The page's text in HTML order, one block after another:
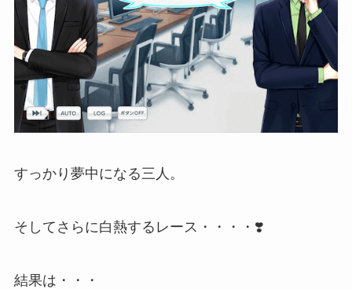
すっかり夢中になる三人。
そしてさらに白熱するレース・・・・❣️
結果は・・・